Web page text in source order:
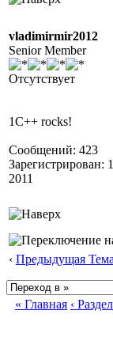
vladimirmir2012
Senior Member
Отсутствует
1C++ rocks!
Сообщений: 423
Зарегистрирован:
2011
‹ Предыдущая Тема
« Главная ‹ Раздел